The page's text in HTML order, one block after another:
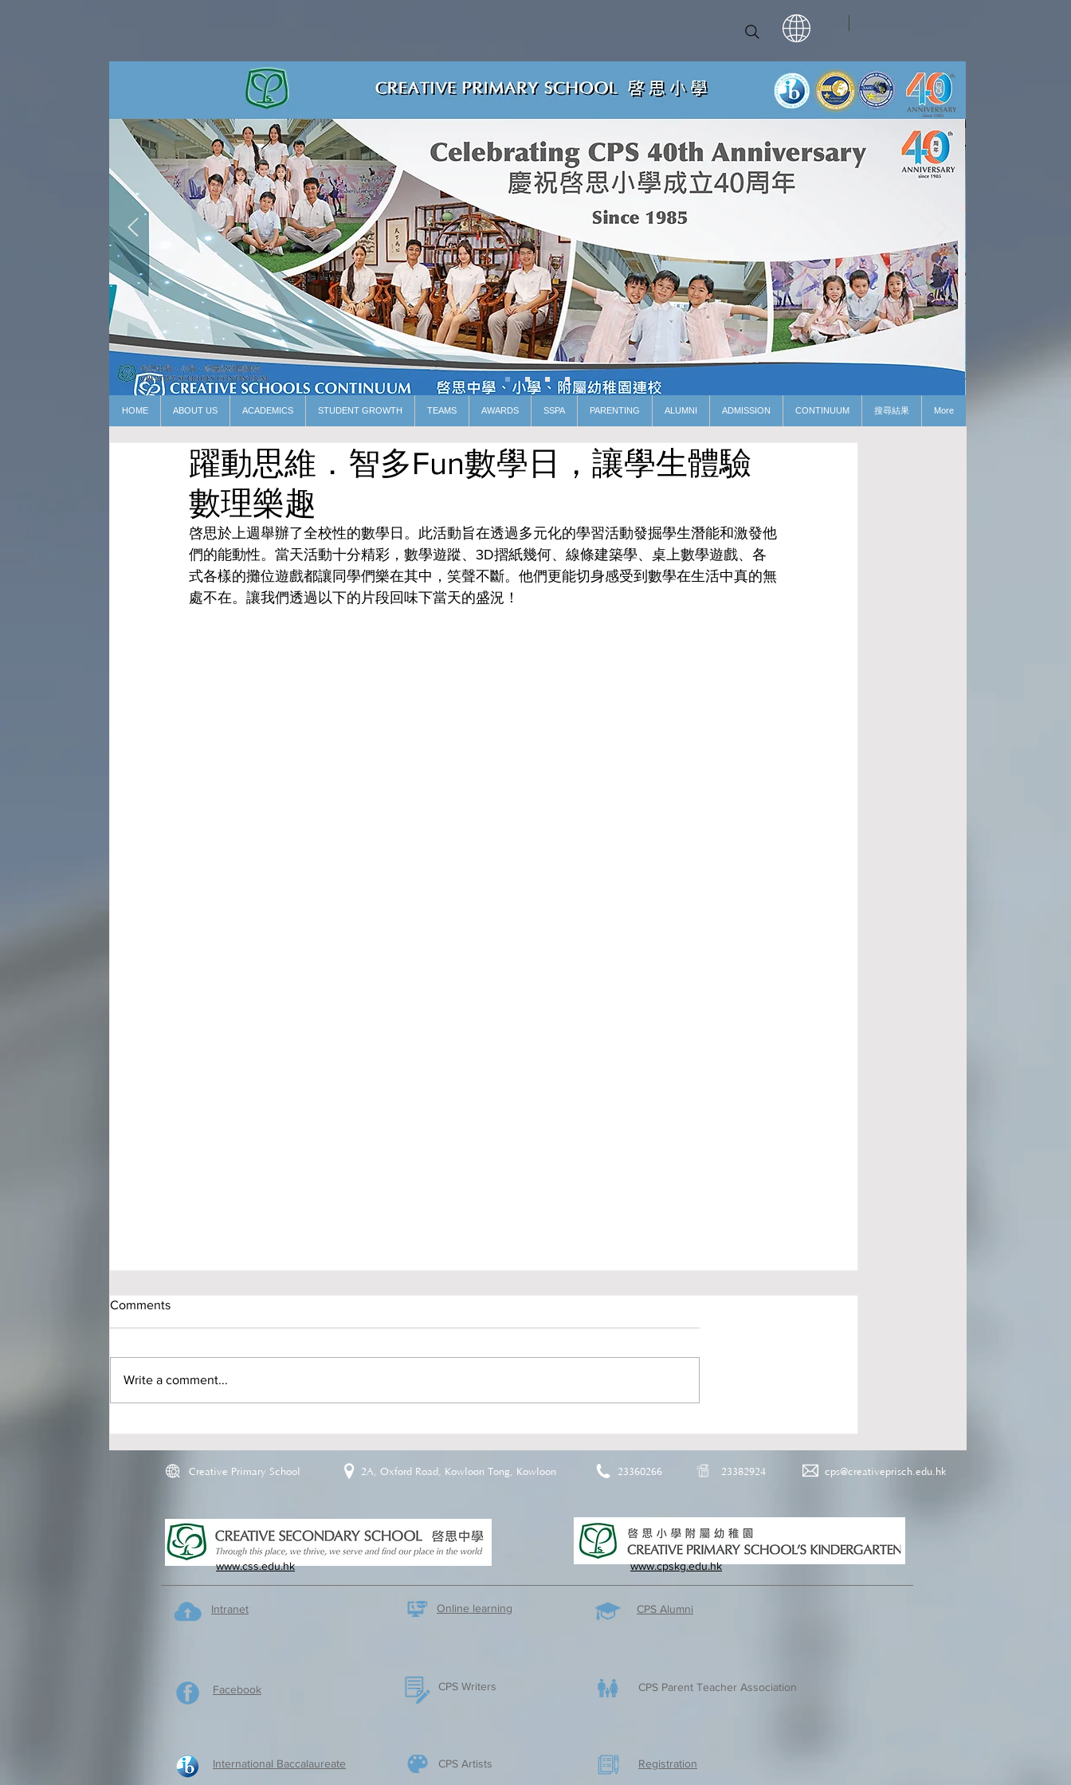
HOME ABOUT US ACADEMICS STUDENT GROWTH TEAMS AWARDS SSPA PARENTING ALUMNI ADMISSION CONTINUUM 搜尋結果 More
躍動思維．智多Fun數學日，讓學生體驗
數理樂趣
啓思於上週舉辦了全校性的數學日。此活動旨在透過多元化的學習活動發掘學生潛能和激發他
們的能動性。當天活動十分精彩，數學遊蹤、3D摺紙幾何、線條建築學、桌上數學遊戲、各
式各樣的攤位遊戲都讓同學們樂在其中，笑聲不斷。他們更能切身感受到數學在生活中真的無
處不在。讓我們透過以下的片段回味下當天的盛況！
Comments
Write a comment...
Creative Primary School 2A, Oxford Road, Kowloon Tong, Kowloon 23360266 23382924 cps@creativeprisch.edu.hk
www.css.edu.hk www.cpskg.edu.hk
Intranet
Facebook
International Baccalaureate
Online learning CPS Alumni
CPS Writers CPS Parent Teacher Association
CPS Artists ​Registration